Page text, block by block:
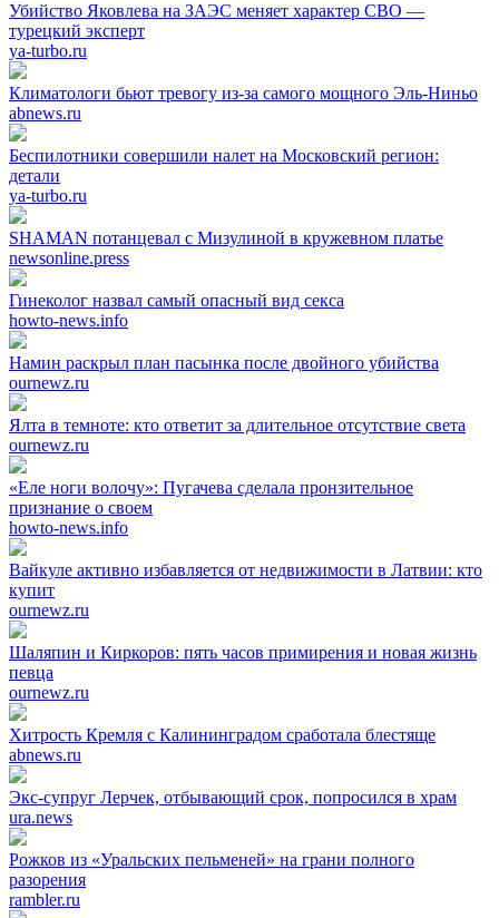
Убийство Яковлева на ЗАЭС меняет характер СВО —
турецкий эксперт
ya-turbo.ru
Климатологи бьют тревогу из-за самого мощного Эль-Ниньо
abnews.ru
Беспилотники совершили налет на Московский регион:
детали
ya-turbo.ru
SHAMAN потанцевал с Мизулиной в кружевном платье
newsonline.press
Гинеколог назвал самый опасный вид секса
howto-news.info
Намин раскрыл план пасынка после двойного убийства
ournewz.ru
Ялта в темноте: кто ответит за длительное отсутствие света
ournewz.ru
«Еле ноги волочу»: Пугачева сделала пронзительное
признание о своем
howto-news.info
Вайкуле активно избавляется от недвижимости в Латвии: кто
купит
ournewz.ru
Шаляпин и Киркоров: пять часов примирения и новая жизнь
певца
ournewz.ru
Хитрость Кремля с Калининградом сработала блестяще
abnews.ru
Экс-супруг Лерчек, отбывающий срок, попросился в храм
ura.news
Рожков из «Уральских пельменей» на грани полного
разорения
rambler.ru